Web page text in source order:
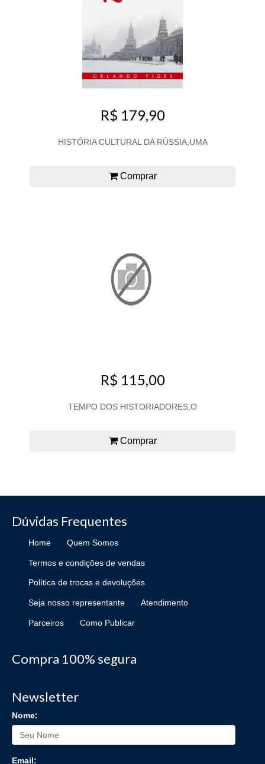
R$ 179,90
HISTÓRIA CULTURAL DA RÚSSIA,UMA
Comprar
R$ 115,00
TEMPO DOS HISTORIADORES,O
Comprar
Dúvidas Frequentes
Home Quem Somos
Termos e condições de vendas
Política de trocas e devoluções
Seja nosso representante Atendimento
Parceiros Como Publicar
Compra 100% segura
Newsletter
Nome:
Email: